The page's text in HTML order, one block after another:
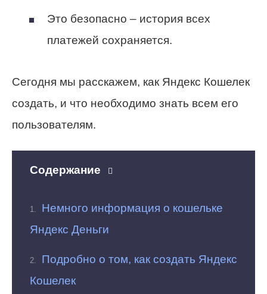
Это безопасно – история всех
платежей сохраняется.
Сегодня мы расскажем, как Яндекс Кошелек
создать, и что необходимо знать всем его
пользователям.
Содержание
Немного информация о кошельке
Яндекс Деньги
Подробно о том, как создать Яндекс
Кошелек